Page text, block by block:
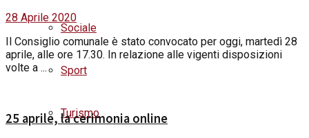
Sociale
Sport
Turismo
28 Aprile 2020
Il Consiglio comunale è stato convocato per oggi, martedì 28
aprile, alle ore 17.30. In relazione alle vigenti disposizioni
volte a ...
25 aprile, la cerimonia online